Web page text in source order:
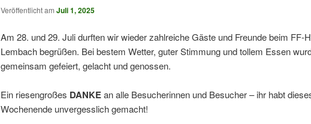
Veröffentlicht am Juli 1, 2025
Am 28. und 29. Juli durften wir wieder zahlreiche Gäste und Freunde beim FF-
Lembach begrüßen. Bei bestem Wetter, guter Stimmung und tollem Essen
gemeinsam gefeiert, gelacht und genossen.
Ein riesengroßes DANKEan alle Besucherinnen und Besucher – ihr habt
Wochenende unvergesslich gemacht!